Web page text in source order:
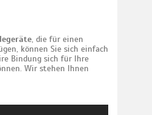
, die für einen
können Sie sich einfach
Bindung sich für Ihre
Wir stehen Ihnen